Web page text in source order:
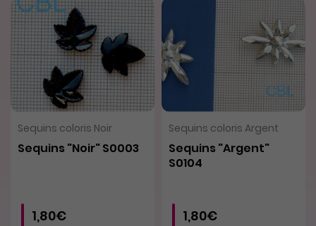
VOIR LE PRODUIT
Sequins coloris Noir
Sequins "Noir" S0003
1,80€
VOIR LE PRODUIT
Sequins coloris Argent
Sequins "Argent"
S0104
1,80€